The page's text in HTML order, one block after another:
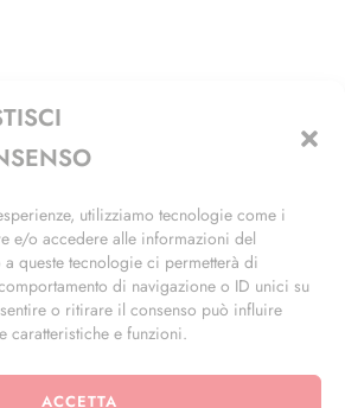
utilizziamo tecnologie come i
e/o accedere alle informazioni del
queste tecnologie ci permetterà di
di navigazione o ID unici su
o ritirare il consenso può influire
caratteristiche e funzioni.
ACCETTA
Trezzano Sul Naviglio (MI)